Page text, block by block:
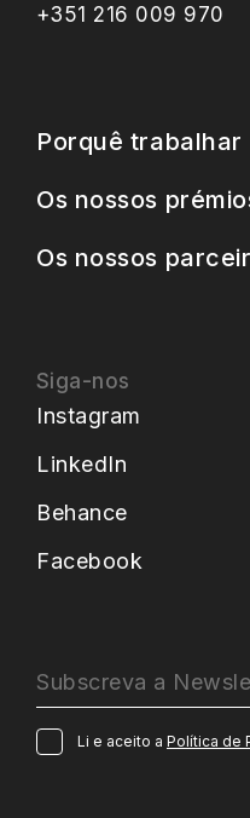
+351 216 009 970
Porquê trabalhar
Os nossos
Os nossos
Siga-nos
Instagram
LinkedIn
Behance
Facebook
Li e aceito a Política de